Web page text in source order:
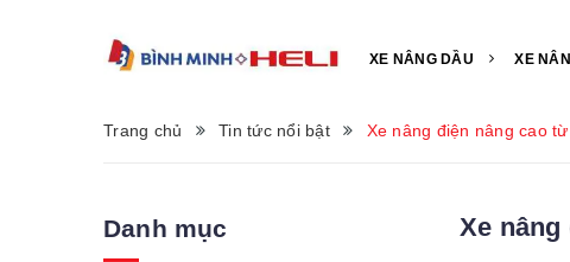
XE NÂNG DẦU XE
Trang chủ Tin tức nổi bật Xe nâng điện nâng cao
Xe nâng
Danh mục